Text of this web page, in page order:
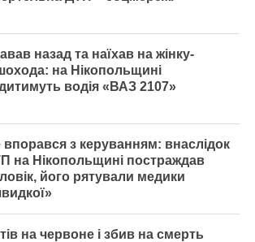
назад та наїхав на жінку-
на Нікопольщині
водія «ВАЗ 2107»
впорався з керуванням: внаслідок
на Нікопольщині постраждав
його рятували медики
на червоне і збив на смерть